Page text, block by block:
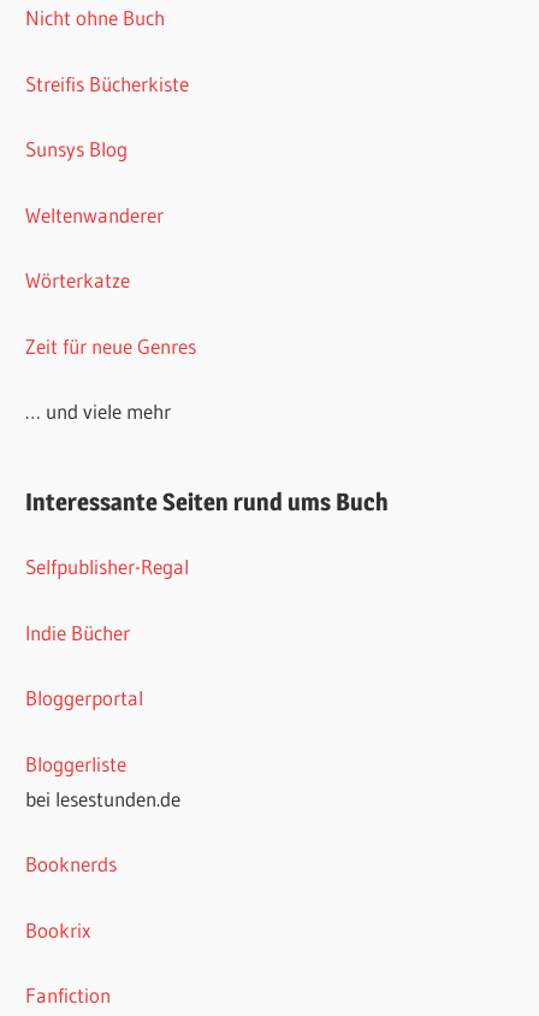
Nicht ohne Buch
Streifis Bücherkiste
Sunsys Blog
Weltenwanderer
Wörterkatze
Zeit für neue Genres
… und viele mehr
Interessante Seiten rund ums Buch
Selfpublisher-Regal
Indie Bücher
Bloggerportal
Bloggerliste
bei lesestunden.de
Booknerds
Bookrix
Fanfiction